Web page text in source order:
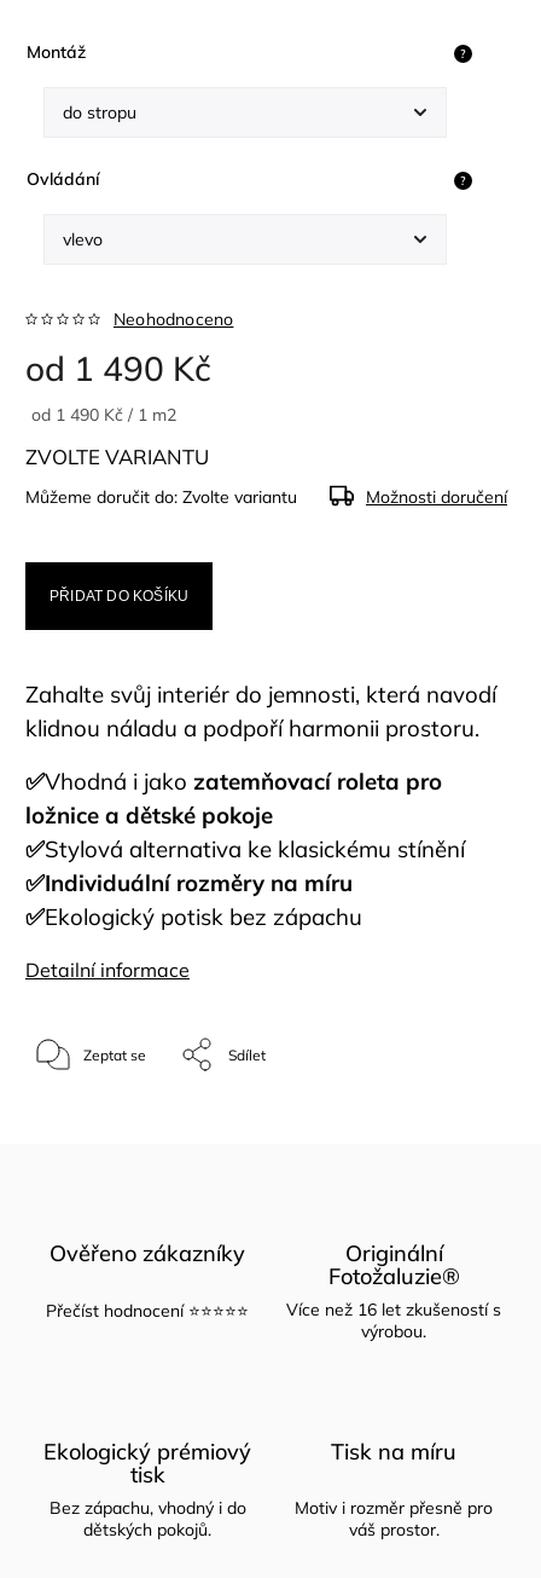
Montáž ?
Ovládání ?
Neohodnoceno
od 1 490 Kč
od 1 490 Kč / 1 m2
ZVOLTE VARIANTU
Můžeme doručit do: Zvolte variantu Možnosti doručení
PŘIDAT DO KOŠÍKU
Zahalte svůj interiér do jemnosti, která navodí
klidnou náladu a podpoří harmonii prostoru.
✅Vhodná i jako zatemňovací roleta pro
ložnice a dětské pokoje
✅Stylová alternativa ke klasickému stínění
✅Individuální rozměry na míru
✅Ekologický potisk bez zápachu
Detailní informace
Zeptat se Sdílet
Ověřeno zákazníky
Přečíst hodnocení ⭐⭐⭐⭐⭐
Originální
Fotožaluzie®
Více než 16 let zkušeností s
výrobou.
Ekologický prémiový
tisk
Bez zápachu, vhodný i do
dětských pokojů.
Tisk na míru
Motiv i rozměr přesně pro
váš prostor.